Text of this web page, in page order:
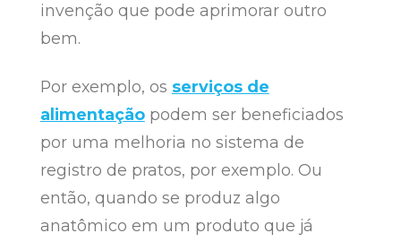
invenção que pode aprimorar outro
bem.
Por exemplo, os serviços de
alimentaçãopodem ser beneficiados
por uma melhoria no sistema de
registro de pratos, por exemplo. Ou
então, quando se produz algo
anatômico em um produto que já